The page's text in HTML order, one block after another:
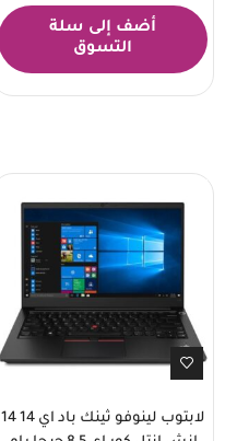
أضف إلى سلة
التسوق
لابتوب لينوفو ثينك باد اي 14 14